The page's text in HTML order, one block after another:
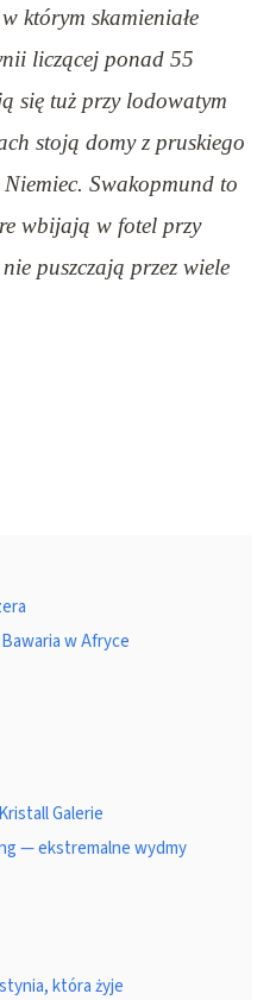
którym skamieniałe
liczącej ponad 55
tuż przy lodowatym
stoją domy z pruskiego
Swakopmund to
wbijają w fotel przy
puszczają przez wiele
w Afryce
Galerie
— ekstremalne wydmy
która żyje